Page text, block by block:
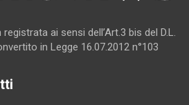
ai sensi dell’Art.3 bis del D.L.
in Legge 16.07.2012 n°103